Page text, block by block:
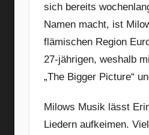
sich bereits
Namen macht, ist
flämischen Region
27-jährigen, weshalb
„The Bigger Picture“
Milows Musik lässt
Liedern aufkeimen.